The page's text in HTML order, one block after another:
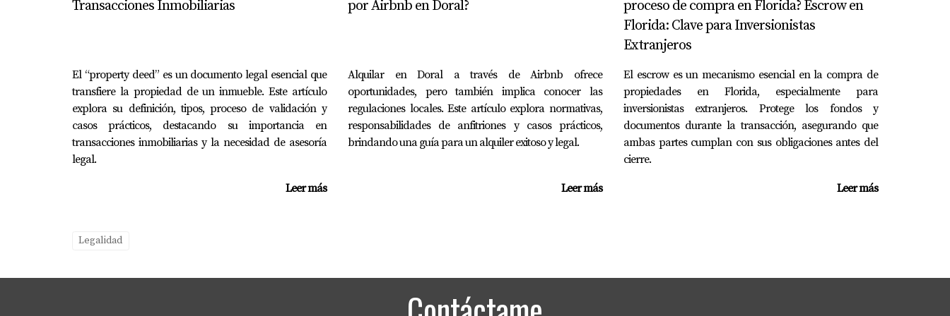
manejar tus inversiones inmobiliarias en Florida bajo el marco del FIRPTA, no dudes en contactar a Mariana Romero. ¡Ella está aquí para ayudarte!
Transacciones Inmobiliarias
El “property deed” es un documento legal esencial que
transfiere la propiedad de un inmueble. Este artículo
explora su definición, tipos, proceso de validación y
casos prácticos, destacando su importancia en
transacciones inmobiliarias y la necesidad de asesoría
legal.
Leer más
por Airbnb en Doral?
Alquilar en Doral a través de Airbnb ofrece
oportunidades, pero también implica conocer las
regulaciones locales. Este artículo explora normativas,
responsabilidades de anfitriones y casos prácticos,
brindando una guía para un alquiler exitoso y legal.
Leer más
proceso de compra en Florida? Escrow en
Florida: Clave para Inversionistas
Extranjeros
El escrow es un mecanismo esencial en la compra de
propiedades en Florida, especialmente para
inversionistas extranjeros. Protege los fondos y
documentos durante la transacción, asegurando que
ambas partes cumplan con sus obligaciones antes del
cierre.
Leer más
Legalidad